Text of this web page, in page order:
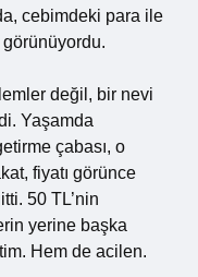
cebimdeki para ile
görünüyordu.
değil, bir nevi
Yaşamda
çabası, o
fiyatı görünce
50 TL’nin
yerine başka
Hem de acilen.